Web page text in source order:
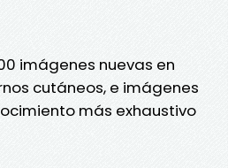
imágenes nuevas en
cutáneos, e imágenes
más exhaustivo